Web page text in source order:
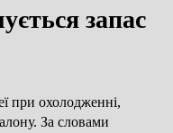
запас
при охолодженні,
За словами